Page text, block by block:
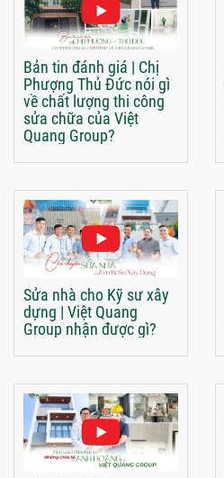
Bản tin đánh giá | Chị
Phượng Thủ Đức nói gì
về chất lượng thi công
sửa chữa của Việt
Quang Group?
Sửa nhà cho Kỹ sư xây
dựng | Việt Quang
Group nhận được gì?